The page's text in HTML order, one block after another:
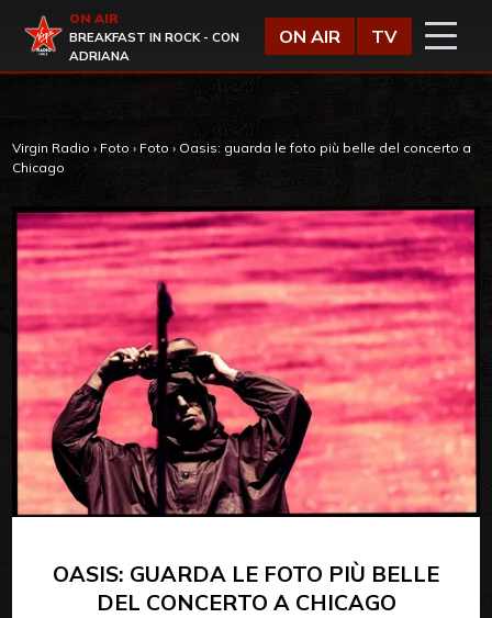
Virgin Radio
ON AIR
BREAKFAST IN ROCK - CON
ADRIANA
ON AIR TV
Virgin Radio › Foto › Foto › Oasis: guarda le foto più belle del concerto a
Chicago
OASIS: GUARDA LE FOTO PIÙ BELLE
DEL CONCERTO A CHICAGO